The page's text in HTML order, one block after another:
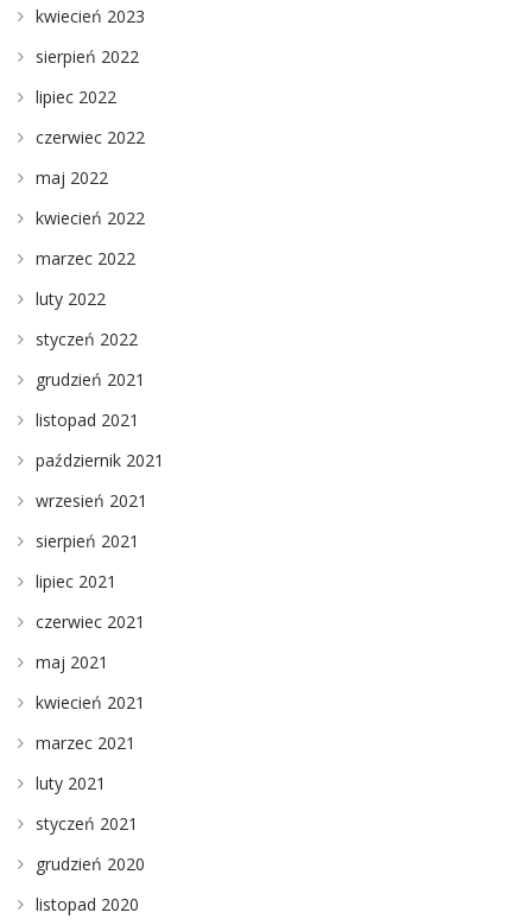
kwiecień 2023
sierpień 2022
lipiec 2022
czerwiec 2022
maj 2022
kwiecień 2022
marzec 2022
luty 2022
styczeń 2022
grudzień 2021
listopad 2021
październik 2021
wrzesień 2021
sierpień 2021
lipiec 2021
czerwiec 2021
maj 2021
kwiecień 2021
marzec 2021
luty 2021
styczeń 2021
grudzień 2020
listopad 2020